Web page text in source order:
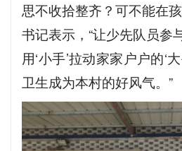
思不收拾整齐？可不能在
书记表示，“让少先队员参
用‘小手’拉动家家户户的‘
卫生成为本村的好风气。”